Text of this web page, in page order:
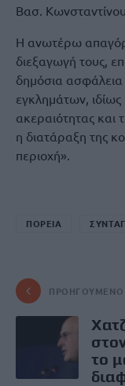
Βασ.
Η ανωτέρω
διεξαγωγή τους,
δημόσια
εγκλημάτων,
ακεραιότητας και
η διατάραξη της
περιοχή».
ΠΟΡΕΙΑ
ΠΡΟΗΓΟΎΜΕΝΟ
το